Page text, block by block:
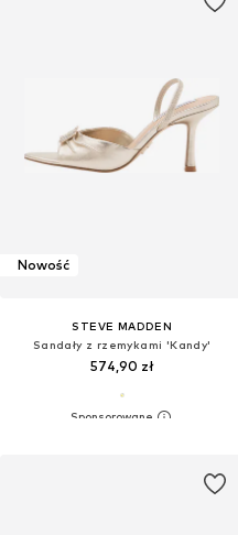
Nowość
STEVE MADDEN
Sandały z rzemykami 'Kandy'
574,90 zł